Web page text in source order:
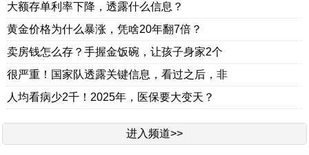
大额存单利率下降，透露什么信息？
黄金价格为什么暴涨，凭啥20年翻7倍？
卖房钱怎么存？手握金饭碗，让孩子身家2个
很严重！国家队透露关键信息，看过之后，非
人均看病少2千！2025年，医保要大变天？
进入频道>>